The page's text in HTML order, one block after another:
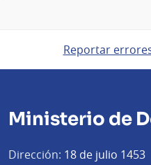
Reportar
Ministerio de
Dirección: 18 de julio 1453